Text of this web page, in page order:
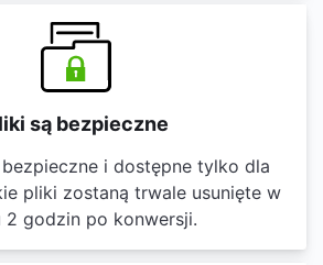
są bezpieczne
i dostępne tylko dla
pliki zostaną trwale usunięte w
2 godzin po konwersji.